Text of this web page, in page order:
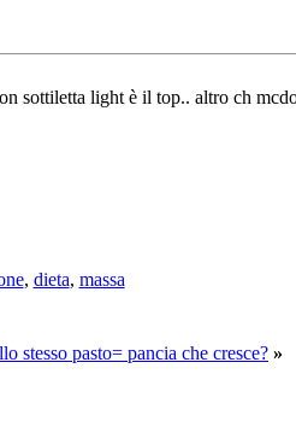
sottiletta light è il top.. altro ch
, dieta, massa
stesso pasto= pancia che cresce? »